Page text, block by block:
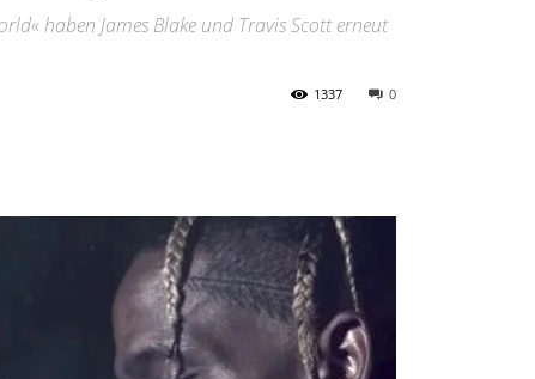
haben James Blake und Travis Scott erneut
0
1337